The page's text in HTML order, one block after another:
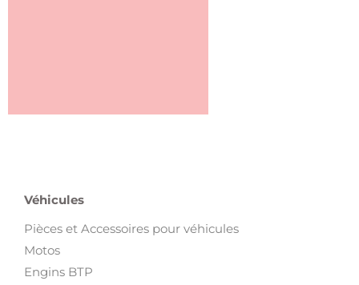
Véhicules
Pièces et Accessoires pour véhicules
Motos
Engins BTP